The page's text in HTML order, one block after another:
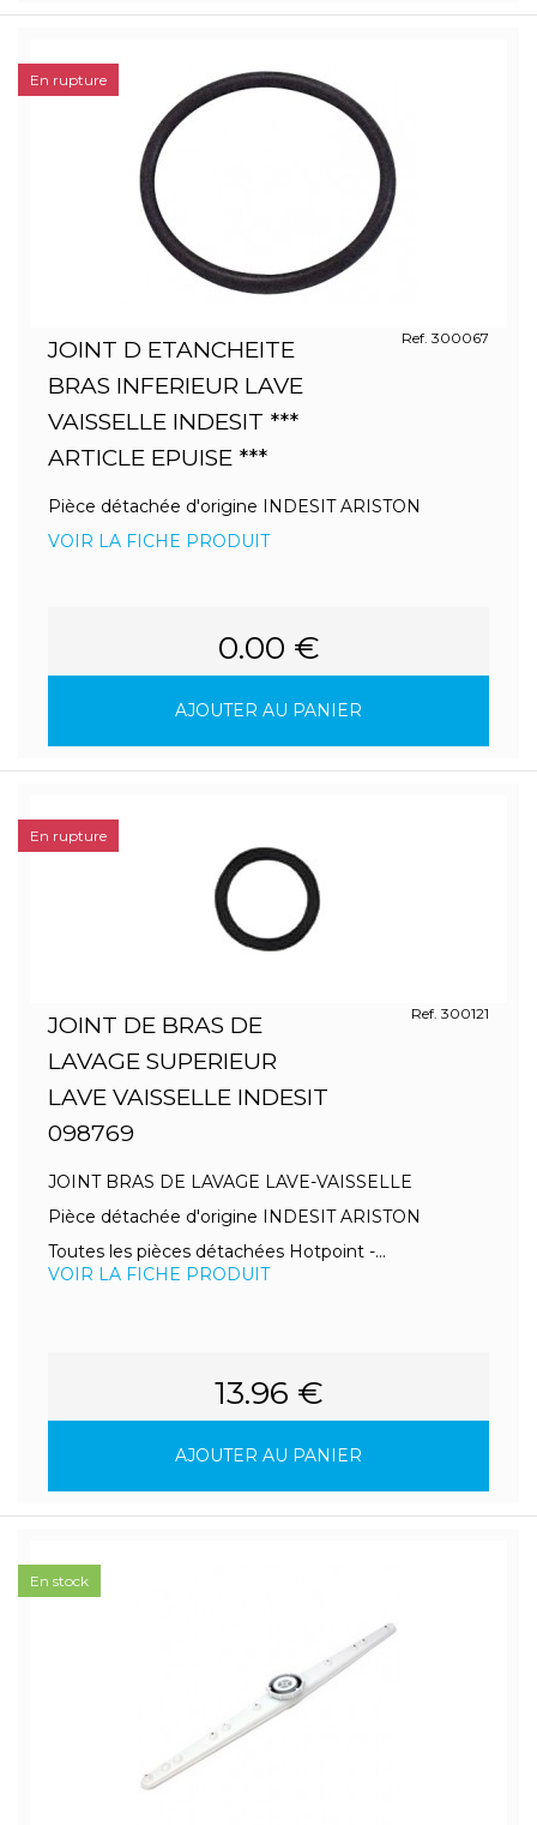
JOINT D ETANCHEITE
BRAS INFERIEUR LAVE
VAISSELLE INDESIT ***
ARTICLE EPUISE ***
Ref. 300067
Pièce détachée d'origine INDESIT ARISTON
VOIR LA FICHE PRODUIT
0.00 €
AJOUTER AU PANIER
En rupture
JOINT DE BRAS DE
LAVAGE SUPERIEUR
LAVE VAISSELLE INDESIT
098769
Ref. 300121
JOINT BRAS DE LAVAGE LAVE-VAISSELLE
Pièce détachée d'origine INDESIT ARISTON
Toutes les pièces détachées Hotpoint -...
VOIR LA FICHE PRODUIT
13.96 €
AJOUTER AU PANIER
En rupture
En stock